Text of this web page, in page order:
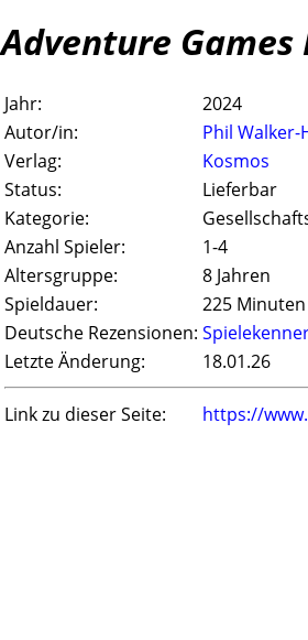
Adventure
Jahr:
2024
Autor/in:
Phil
Verlag:
Kosmos
Status:
Lieferbar
Kategorie:
Anzahl Spieler:
1-4
Altersgruppe:
8 Jahren
Spieldauer:
225 Minuten
Deutsche Rezensionen:
Letzte Änderung:
18.01.26
Link zu dieser Seite: https://